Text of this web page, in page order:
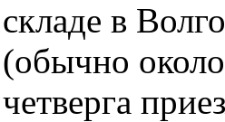
складе в
(обычно
четверга